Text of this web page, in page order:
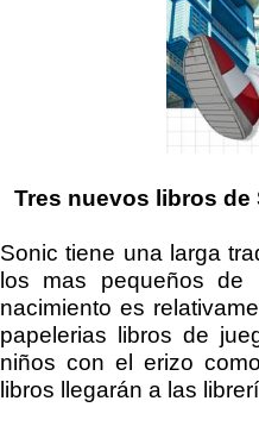
Tres nuevos libros
Sonic tiene una larga
los mas pequeños
nacimiento es
papelerias libros de
niños con el erizo
libros llegarán a las